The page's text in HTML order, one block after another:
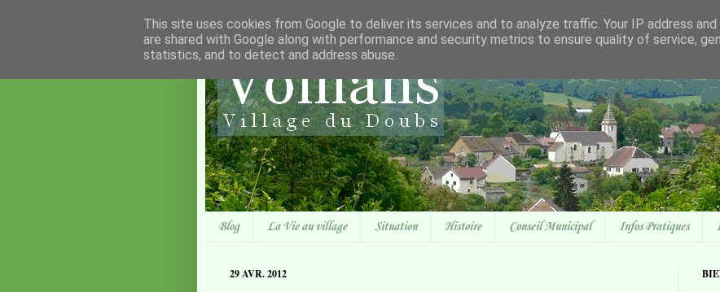
Blog La Vie au village Situation Histoire Conseil Municipal Infos Pratiques
29 AVR. 2012
This site uses cookies from Google to deliver its services and to analyze traffic. Your IP address
are shared with Google along with performance and security metrics to ensure quality of service,
statistics, and to detect and address abuse.